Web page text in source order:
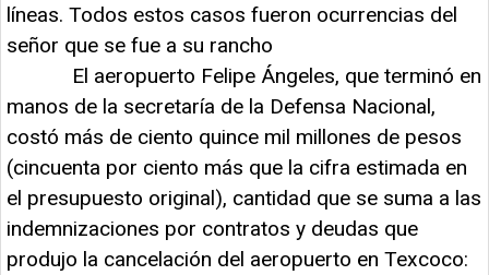
líneas. Todos estos casos fueron ocurrencias del
señor que se fue a su rancho
El aeropuerto Felipe Ángeles, que terminó en
manos de la secretaría de la Defensa Nacional,
costó más de ciento quince mil millones de pesos
(cincuenta por ciento más que la cifra estimada en
el presupuesto original), cantidad que se suma a las
indemnizaciones por contratos y deudas que
produjo la cancelación del aeropuerto en Texcoco: